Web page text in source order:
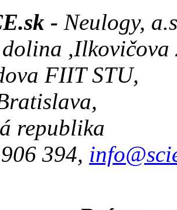
- Neulogy,
,Ilkovičova
FIIT STU,
republika
394,